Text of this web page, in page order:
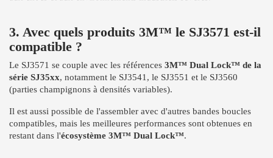
3. Avec quels produits 3M™ le SJ3571 est-il
compatible ?
Le SJ3571 se couple avec les références 3M™ Dual Lock™ de la
série SJ35xx, notamment le SJ3541, le SJ3551 et le SJ3560
(parties champignons à densités variables).
Il est aussi possible de l'assembler avec d'autres bandes boucles
compatibles, mais les meilleures performances sont obtenues en
restant dans l'écosystème 3M™ Dual Lock™.